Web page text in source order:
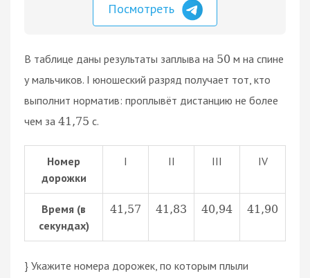
Посмотреть
В таблице даны результаты заплыва на 50 м на спине
у мальчиков. I юношеский разряд получает тот, кто
выполнит норматив: проплывёт дистанцию не более
чем за 41 ,75 с.
Номер
дорожки
I II III IV
Время (в
секундах)
41 ,57 41 ,83 40,94 41 ,90
} Укажите номера дорожек, по которым плыли